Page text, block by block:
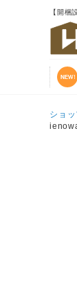
【開
ショ